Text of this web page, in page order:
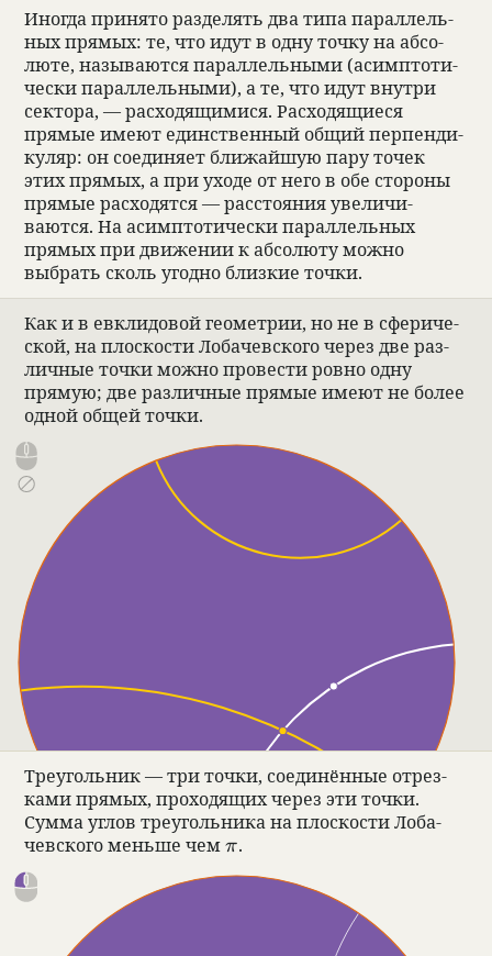
Иногда при­нято раз­де­лять два типа парал­лель­
ных прямых: те, что идут в одну точку на абсо­
люте, назы­ваются парал­лель­ными (асимп­то­ти­
че­ски парал­лель­ными), а те, что идут внутри
сек­тора, — рас­хо­дящи­мися. Рас­хо­дящи­еся
прямые имеют един­ствен­ный общий перпен­ди­
ку­ляр: он соеди­няет ближайшую пару точек
этих прямых, а при уходе от него в обе сто­роны
прямые рас­хо­дятся — рас­сто­я­ния уве­ли­чи­
ваются. На асимп­то­ти­че­ски парал­лель­ных
прямых при движе­нии к абсо­люту можно
выбрать сколь угодно близ­кие точки.
Как и в евкли­до­вой геомет­рии, но не в сфе­ри­че­
ской, на плос­ко­сти Лоба­чев­ского через две раз­
лич­ные точки можно про­ве­сти ровно одну
прямую; две раз­лич­ные прямые имеют не более
одной общей точки.
Тре­уголь­ник — три точки, соеди­нён­ные отрез­
ками прямых, про­хо­дящих через эти точки.
Сумма углов тре­уголь­ника на плос­ко­сти Лоба­
чев­ского меньше чем\pi
π.